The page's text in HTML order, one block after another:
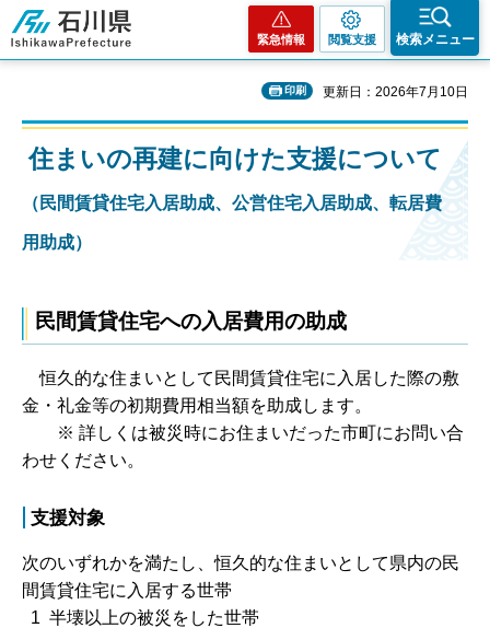
石川県
緊急情報 閲覧支援 検索メニュー
印刷 更新日：2026年7月10日
住まいの再建に向けた支援について
（民間賃貸住宅入居助成、公営住宅入居助成、転居費
用助成）
民間賃貸住宅への入居費用の助成
恒久的な住まいとして民間賃貸住宅に入居した際の敷
金・礼金等の初期費用相当額を助成します。
※ 詳しくは被災時にお住まいだった市町にお問い合
わせください。
支援対象
次のいずれかを満たし、恒久的な住まいとして県内の民
間賃貸住宅に入居する世帯
1 半壊以上の被災をした世帯